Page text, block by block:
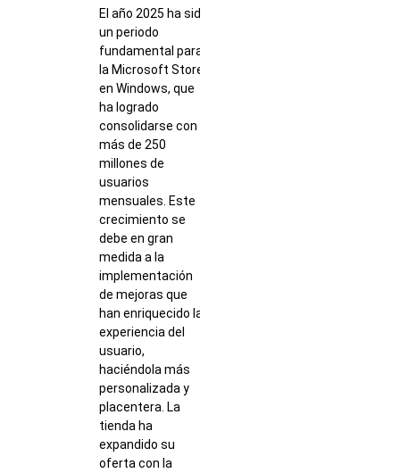
El año 2025 ha sido
un periodo
fundamental para
la Microsoft Store
en Windows, que
ha logrado
consolidarse con
más de 250
millones de
usuarios
mensuales. Este
crecimiento se
debe en gran
medida a la
implementación
de mejoras que
han enriquecido la
experiencia del
usuario,
haciéndola más
personalizada y
placentera. La
tienda ha
expandido su
oferta con la